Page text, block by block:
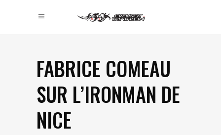
FABRICE COMEAU
SUR L’IRONMAN DE
NICE